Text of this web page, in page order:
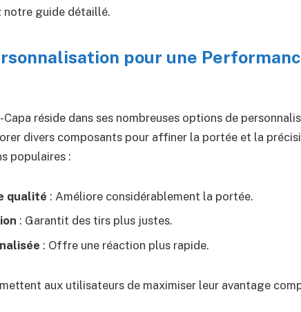
notre guide détaillé.
pour une
Capa réside dans ses nombreuses options de
divers composants pour affiner la portée et la
populaires :
qualité : Améliore considérablement la portée.
: Garantit des tirs plus justes.
: Offre une réaction plus rapide.
aux utilisateurs de maximiser leur avantage